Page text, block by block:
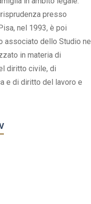
presso
nel 1993, è poi
associato dello Studio nel
in materia di
diritto civile, di
e di diritto del lavoro e